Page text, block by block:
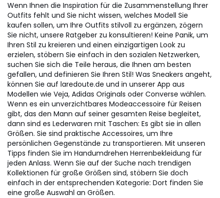
Wenn Ihnen die Inspiration für die Zusammenstellung Ihrer
Outfits fehlt und Sie nicht wissen, welches Modell Sie
kaufen sollen, um Ihre Outfits stilvoll zu ergänzen, zögern
Sie nicht, unsere Ratgeber zu konsultieren! Keine Panik, um
Ihren Stil zu kreieren und einen einzigartigen Look zu
erzielen, stöbern Sie einfach in den sozialen Netzwerken,
suchen Sie sich die Teile heraus, die Ihnen am besten
gefallen, und definieren Sie Ihren Stil! Was Sneakers angeht,
können Sie auf laredoute.de und in unserer App aus
Modellen wie Veja, Adidas Originals oder Converse wählen.
Wenn es ein unverzichtbares Modeaccessoire für Reisen
gibt, das den Mann auf seiner gesamten Reise begleitet,
dann sind es Lederwaren mit Taschen: Es gibt sie in allen
Größen. Sie sind praktische Accessoires, um Ihre
persönlichen Gegenstände zu transportieren. Mit unseren
Tipps finden Sie im Handumdrehen Herrenbekleidung für
jeden Anlass. Wenn Sie auf der Suche nach trendigen
Kollektionen für große Größen sind, stöbern Sie doch
einfach in der entsprechenden Kategorie: Dort finden Sie
eine große Auswahl an Größen.